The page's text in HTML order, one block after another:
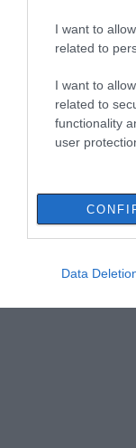
I want to
related to
I want to
related to
functionality
user
Data